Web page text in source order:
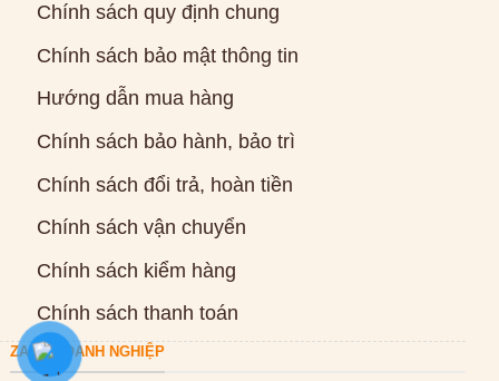
Chính sách quy định chung
Chính sách bảo mật thông tin
Hướng dẫn mua hàng
Chính sách bảo hành, bảo trì
Chính sách đổi trả, hoàn tiền
Chính sách vận chuyển
Chính sách kiểm hàng
Chính sách thanh toán
ZALO DOANH NGHIỆP